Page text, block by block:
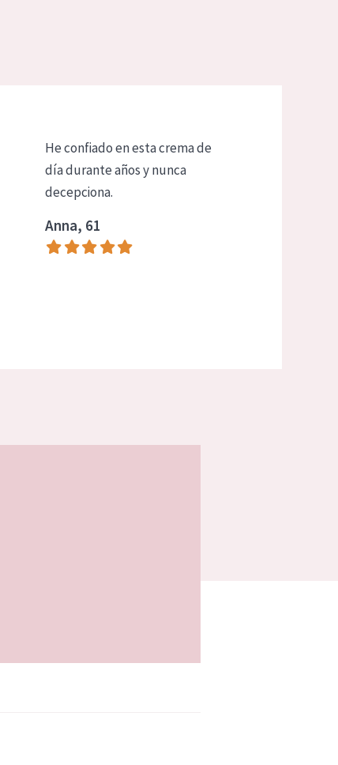
He confiado en esta crema de
día durante años y nunca
decepciona.
Anna, 61